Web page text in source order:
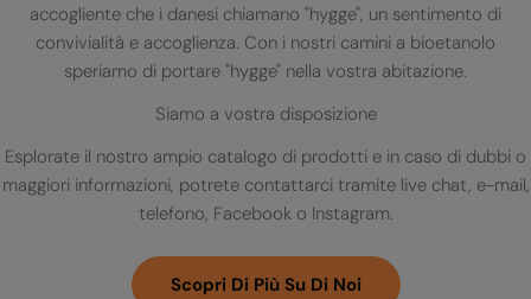
accogliente che i danesi chiamano "hygge", un sentimento di
convivialità e accoglienza. Con i nostri camini a bioetanolo
speriamo di portare "hygge" nella vostra abitazione.
Siamo a vostra disposizione
Esplorate il nostro ampio catalogo di prodotti e in caso di dubbi o
maggiori informazioni, potrete contattarci tramite live chat, e-mail,
telefono, Facebook o Instagram.
Scopri Di Più Su Di Noi